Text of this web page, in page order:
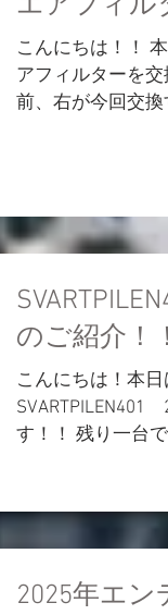
こんにちは！！ 本
アフィルターを交
前、右が今回交
のご紹介！！
こんにちは！本
SVARTPILEN401
す！！ 残り一台
格が 799,000円
用車のため、 車
しまいますが状
2025年エン